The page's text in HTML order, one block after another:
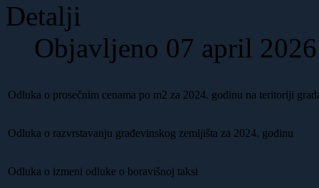
Detalji
Objavljeno 07 april 2026
Odluka o prosečnim cenama po m2 za 2024. godinu na teritoriji
Odluka o razvrstavanju građevinskog zemljišta za 2024. godinu
Odluka o izmeni odluke o boravišnoj taksi